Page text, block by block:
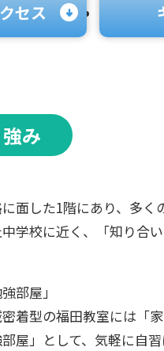
セス
み
面した1階にあり、多く
学校に近く、「知り合
部屋」
着型の福田教室には「
屋」として、気軽に自